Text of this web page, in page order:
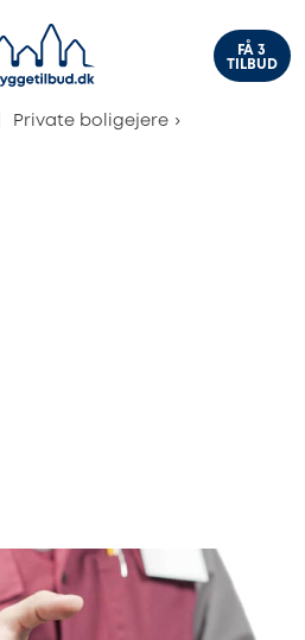
FÅ 3
TILBUD
Private boligejere ›